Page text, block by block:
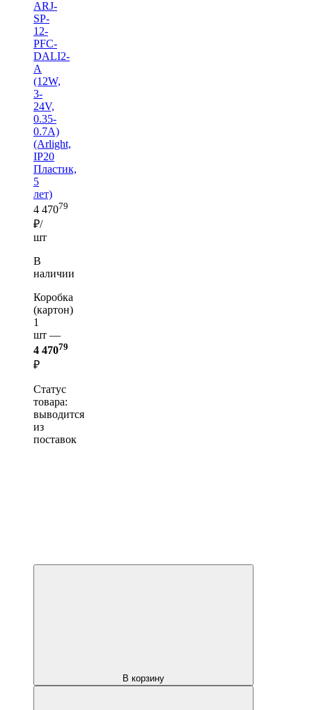
ARJ-
SP-
12-
PFC-
DALI2-
A
(12W,
3-
24V,
0.35-
0.7A)
(Arlight,
IP20
Пластик,
5
лет)
4 47079
₽/
шт
В
наличии
Коробка
(картон)
1
шт —
4 47079
₽
Статус
товара:
выводится
из
поставок
В корзину